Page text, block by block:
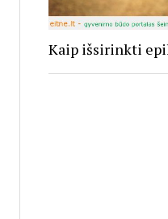
Kaip išsirinkti